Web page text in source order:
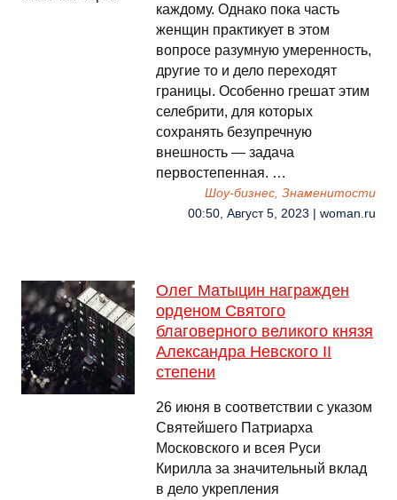
каждому. Однако пока часть
женщин практикует в этом
вопросе разумную умеренность,
другие то и дело переходят
границы. Особенно грешат этим
селебрити, для которых
сохранять безупречную
внешность — задача
первостепенная. …
Шоу-бизнес, Знаменитости
00:50, Август 5, 2023 | woman.ru
Олег Матыцин награжден
орденом Святого
благоверного великого князя
Александра Невского II
степени
26 июня в соответствии с указом
Святейшего Патриарха
Московского и всея Руси
Кирилла за значительный вклад
в дело укрепления